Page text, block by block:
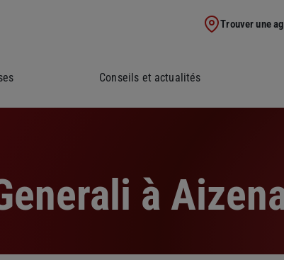
Trouver une
Conseils et actualités
à